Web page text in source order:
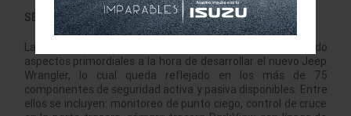
SEGURIDAD
La seguridad y protección de los ocupantes han sido
aspectos primordiales a la hora de desarrollar el nuevo Jeep
Wrangler, lo cual queda reflejado en los más de 75
componentes de seguridad activa y pasiva disponibles. Entre
ellos se incluyen: monitoreo de punto ciego, control de cruce